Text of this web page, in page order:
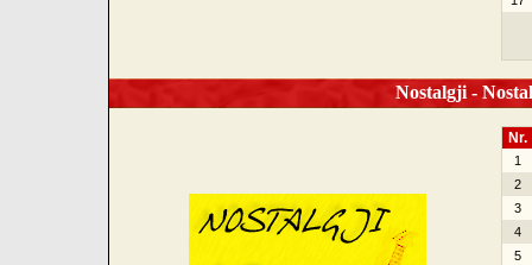
Nostalgji -
Nr.
1
2
3
4
5